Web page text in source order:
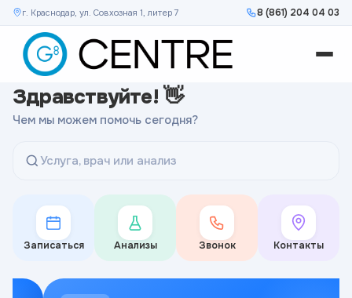
г. Краснодар, ул. Совхозная 1, литер 7 8 (861) 204 04 03
Здравствуйте! 👋
Чем мы можем помочь сегодня?
Услуга, врач или анализ
Записаться Анализы Звонок Контакты